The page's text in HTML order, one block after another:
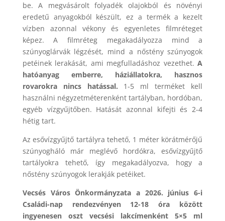
be. A megvásárolt folyadék olajokból és növényi
eredetű anyagokból készült, ez a termék a kezelt
vízben azonnal vékony és egyenletes filmréteget
képez. A filmréteg megakadályozza mind a
szúnyoglárvák légzését, mind a nőstény szúnyogok
petéinek lerakását, ami megfulladáshoz vezethet.A
hatóanyag emberre, háziállatokra, hasznos
rovarokra nincs hatással. 1-5 ml terméket kell
használni négyzetméterenként tartályban, hordóban,
egyéb vízgyűjtőben. Hatását azonnal kifejti és 2-4
hétig tart.
Az esővízgyűjtő tartályra tehető, 1 méter körátmérőjű
szúnyogháló már meglévő hordókra, esővízgyűjtő
tartályokra tehető, így megakadályozva, hogy a
nőstény szúnyogok lerakják petéiket.
Vecsés Város Önkormányzata a 2026. június 6-i
Családi-nap rendezvényen 12-18 óra között
ingyenesen oszt vecsési lakcímenként 5×5 ml